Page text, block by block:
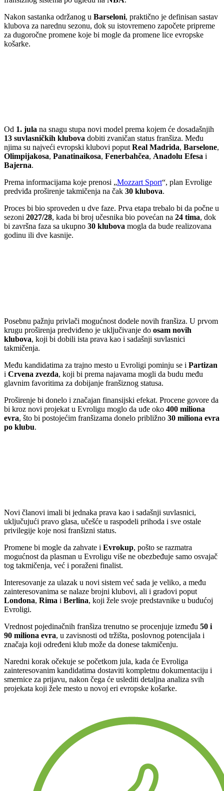
Nakon sastanka održanog u Barseloni, praktično je definisan sastav
klubova za narednu sezonu, dok su istovremeno započete pripreme
za dugoročne promene koje bi mogle da promene lice evropske
košarke.
Od 1. jula na snagu stupa novi model prema kojem će dosadašnjih
13 suvlasničkih klubova dobiti zvaničan status franšiza. Među
njima su najveći evropski klubovi poput Real Madrida, Barselone,
Olimpijakosa, Panatinaikosa, Fenerbahčea, Anadolu Efesa i
Bajerna.
Prema informacijama koje prenosi „Mozzart Sport“, plan Evrolige
predviđa proširenje takmičenja na čak 30 klubova.
Proces bi bio sproveden u dve faze. Prva etapa trebalo bi da počne u
sezoni 2027/28, kada bi broj učesnika bio povećan na 24 tima, dok
bi završna faza sa ukupno 30 klubova mogla da bude realizovana
godinu ili dve kasnije.
Posebnu pažnju privlači mogućnost dodele novih franšiza. U prvom
krugu proširenja predviđeno je uključivanje do osam novih
klubova, koji bi dobili ista prava kao i sadašnji suvlasnici
takmičenja.
Među kandidatima za trajno mesto u Evroligi pominju se i Partizan
i Crvena zvezda, koji bi prema najavama mogli da budu među
glavnim favoritima za dobijanje franšiznog statusa.
Proširenje bi donelo i značajan finansijski efekat. Procene govore da
bi kroz novi projekat u Evroligu moglo da uđe oko 400 miliona
evra, što bi postojećim franšizama donelo približno 30 miliona evra
po klubu.
Novi članovi imali bi jednaka prava kao i sadašnji suvlasnici,
uključujući pravo glasa, učešće u raspodeli prihoda i sve ostale
privilegije koje nosi franšizni status.
Promene bi mogle da zahvate i Evrokup, pošto se razmatra
mogućnost da plasman u Evroligu više ne obezbeđuje samo osvajač
tog takmičenja, već i poraženi finalist.
Interesovanje za ulazak u novi sistem već sada je veliko, a među
zainteresovanima se nalaze brojni klubovi, ali i gradovi poput
Londona, Rima i Berlina, koji žele svoje predstavnike u budućoj
Evroligi.
Vrednost pojedinačnih franšiza trenutno se procenjuje između 50 i
90 miliona evra, u zavisnosti od tržišta, poslovnog potencijala i
značaja koji određeni klub može da donese takmičenju.
Naredni korak očekuje se početkom jula, kada će Evroliga
zainteresovanim kandidatima dostaviti kompletnu dokumentaciju i
smernice za prijavu, nakon čega će uslediti detaljna analiza svih
projekata koji žele mesto u novoj eri evropske košarke.